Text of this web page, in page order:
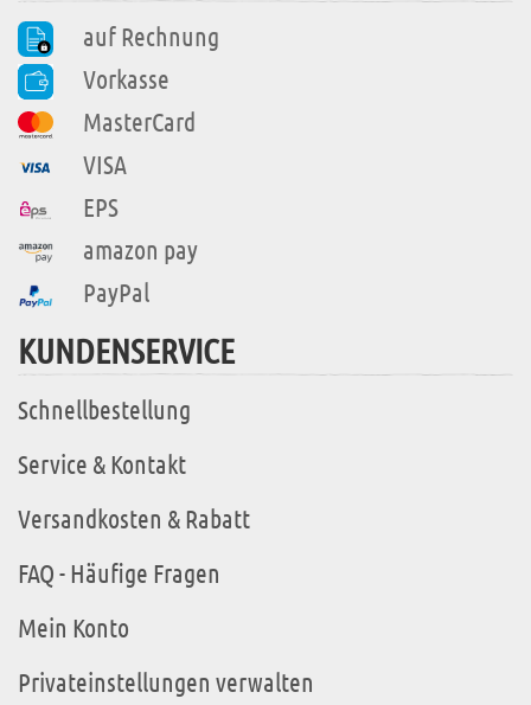
auf Rechnung
Vorkasse
MasterCard
VISA
EPS
amazon pay
PayPal
KUNDENSERVICE
Schnellbestellung
Service & Kontakt
Versandkosten & Rabatt
FAQ - Häufige Fragen
Mein Konto
Privateinstellungen verwalten